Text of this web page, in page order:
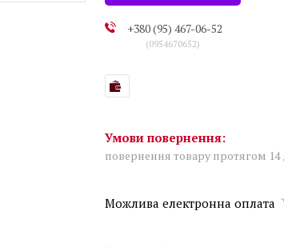
+380 (95) 467-06-52
0954670652
повернення товару протягом 14